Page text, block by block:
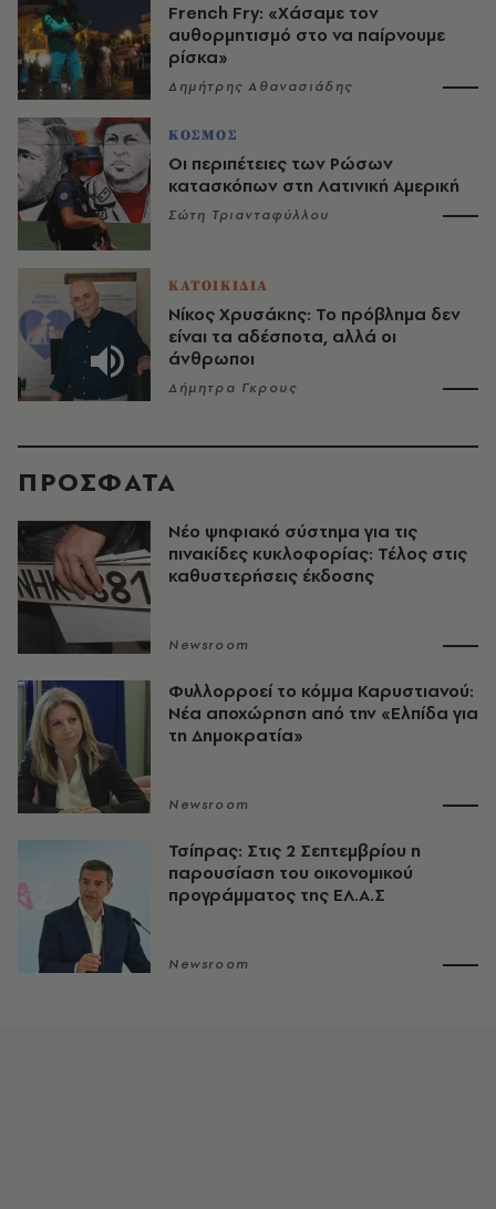
French Fry: «Χάσαμε τον
αυθορμητισμό στο να παίρνουμε
ρίσκα»
Δημήτρης Αθανασιάδης
ΚΟΣΜΟΣ
Οι περιπέτειες των Ρώσων
κατασκόπων στη Λατινική Αμερική
Σώτη Τριανταφύλλου
ΚΑΤΟΙΚΙΔΙΑ
Νίκος Χρυσάκης: Το πρόβλημα δεν
είναι τα αδέσποτα, αλλά οι
άνθρωποι
Δήμητρα Γκρους
ΠΡΟΣΦΑΤΑ
Νέο ψηφιακό σύστημα για τις
πινακίδες κυκλοφορίας: Τέλος στις
καθυστερήσεις έκδοσης
Newsroom
Φυλλορροεί το κόμμα Καρυστιανού:
Νέα αποχώρηση από την «Ελπίδα για
τη Δημοκρατία»
Newsroom
Τσίπρας: Στις 2 Σεπτεμβρίου η
παρουσίαση του οικονομικού
προγράμματος της ΕΛ.Α.Σ
Newsroom